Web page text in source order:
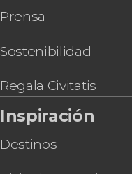
Autobús y barco
Entrada al Palau
Prensa
Sostenibilidad
Regala Civitatis
Inspiración
Destinos